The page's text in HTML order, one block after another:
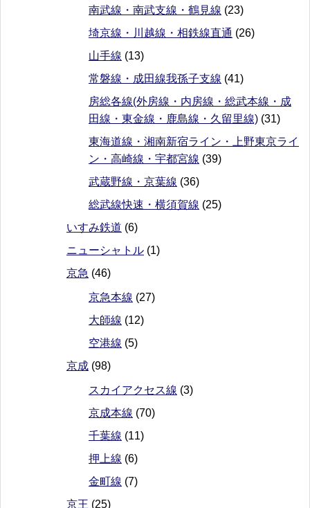
南武線・南武支線・鶴見線 (23)
埼京線・川越線・相鉄線直通 (26)
山手線 (13)
常磐線・成田線我孫子支線 (41)
房総各線(外房線・内房線・総武本線・成
田線・東金線・鹿島線・久留里線) (31)
東海道線・湘南新宿ライン・上野東京ライ
ン・高崎線・宇都宮線 (39)
武蔵野線・京葉線 (36)
総武線快速・横須賀線 (25)
いすみ鉄道 (6)
ニューシャトル (1)
京急 (46)
京急本線 (27)
大師線 (12)
空港線 (5)
京成 (98)
スカイアクセス線 (3)
京成本線 (70)
千葉線 (11)
押上線 (6)
金町線 (7)
京王 (25)